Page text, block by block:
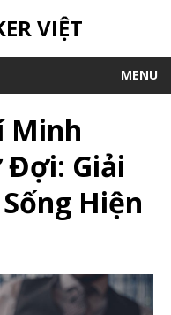
VIỆT
MENU
Minh
Đợi: Giải
Hiện